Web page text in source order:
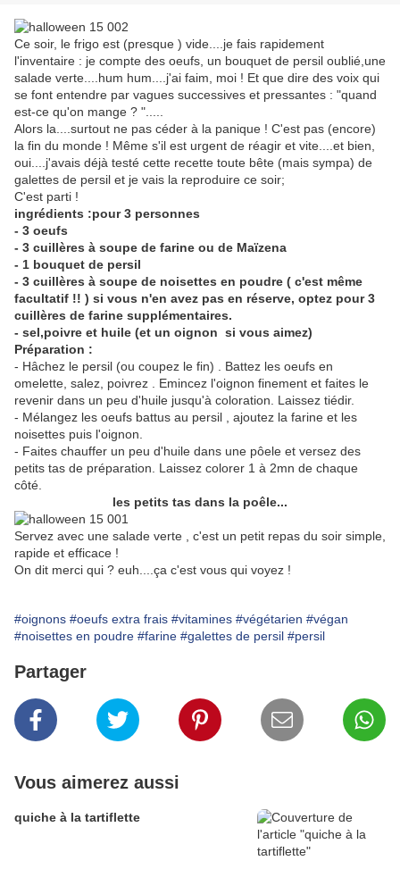
Ce soir, le frigo est (presque ) vide....je fais rapidement
l'inventaire : je compte des oeufs, un bouquet de persil oublié,une
salade verte....hum hum....j'ai faim, moi ! Et que dire des voix qui
se font entendre par vagues successives et pressantes : "quand
est-ce qu'on mange ? ".....
Alors la....surtout ne pas céder à la panique ! C'est pas (encore)
la fin du monde ! Même s'il est urgent de réagir et vite....et bien,
oui....j'avais déjà testé cette recette toute bête (mais sympa) de
galettes de persil et je vais la reproduire ce soir;
C'est parti !
ingrédients :pour 3 personnes
- 3 oeufs
- 3 cuillères à soupe de farine ou de Maïzena
- 1 bouquet de persil
- 3 cuillères à soupe de noisettes en poudre ( c'est même
facultatif !! ) si vous n'en avez pas en réserve, optez pour 3
cuillères de farine supplémentaires.
- sel,poivre et huile (et un oignon si vous aimez)
Préparation :
- Hâchez le persil (ou coupez le fin) . Battez les oeufs en
omelette, salez, poivrez . Emincez l'oignon finement et faites le
revenir dans un peu d'huile jusqu'à coloration. Laissez tiédir.
- Mélangez les oeufs battus au persil , ajoutez la farine et les
noisettes puis l'oignon.
- Faites chauffer un peu d'huile dans une pôele et versez des
petits tas de préparation. Laissez colorer 1 à 2mn de chaque
côté.
les petits tas dans la poêle...
Servez avec une salade verte , c'est un petit repas du soir simple,
rapide et efficace !
On dit merci qui ? euh....ça c'est vous qui voyez !
#oignons #oeufs extra frais #vitamines #végétarien #végan
#noisettes en poudre #farine #galettes de persil #persil
Partager
Vous aimerez aussi
quiche à la tartiflette